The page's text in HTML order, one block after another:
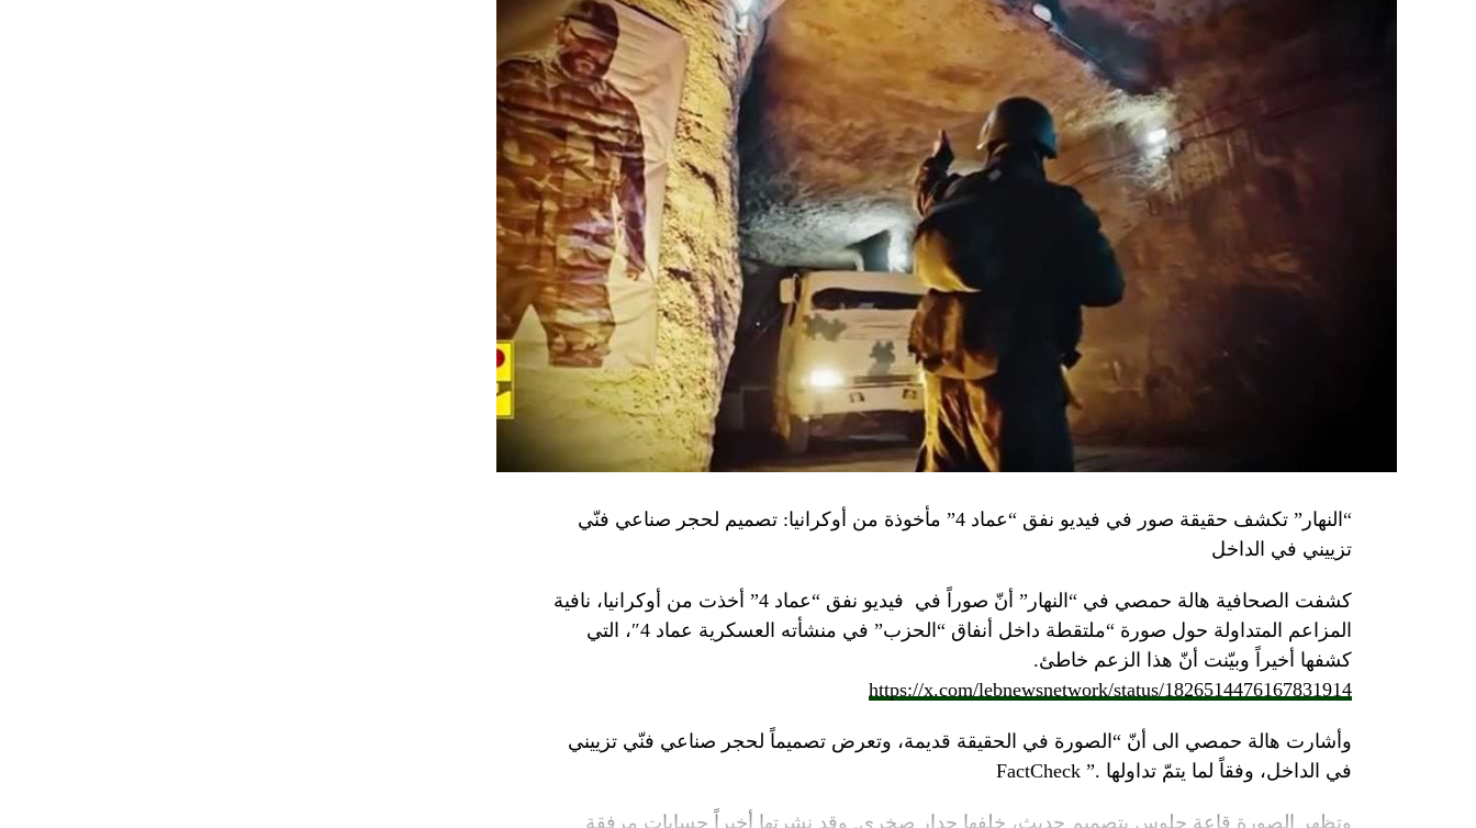
“النهار” تكشف حقيقة صور في فيديو نفق “عماد 4” مأخوذة من أوكرانيا: تصميم لحجر صناعي فنّي
تزييني في الداخل
كشفت الصحافية هالة حمصي في “النهار” أنّ صوراً في فيديو
نفق “عماد 4” أخذت من أوكرانيا، نافية
المزاعم المتداولة حول صورة “ملتقطة داخل أنفاق “الحزب” في منشأته العسكرية عماد 4″، التي
كشفها أخيراً وبيّنت أنّ هذا الزعم خاطئ.
https://x.com/lebnewsnetwork/status/1826514476167831914
وأشارت هالة حمصي الى أنّ “الصورة في الحقيقة قديمة، وتعرض تصميماً لحجر صناعي فنّي تزييني
في الداخل، وفقاً لما يتمّ تداولها .” FactCheck
وتظهر الصورة قاعة جلوس بتصميم حديث، خلفها جدار صخري. وقد نشرتها أخيراً حسابات مرفقة